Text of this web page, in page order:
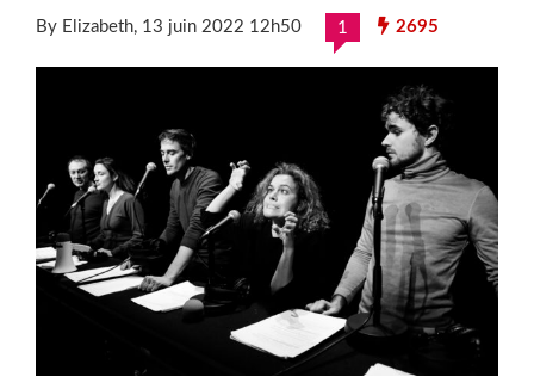
By Elizabeth, 13 juin 2022 12h50 1 2695